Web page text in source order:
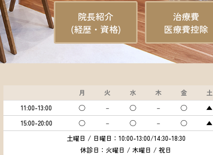
院長紹介
(経歴・資格)
治療費
医療費控除
月 火 水 木 金 土
11:00-13:00
◯ － ◯ － ◯ ▲
15:00-20:00
◯ － ◯ － ◯ ▲
土曜日 / 日曜日：10:00-13:00/14:30-18:30
休診日：火曜日 / 木曜日 / 祝日